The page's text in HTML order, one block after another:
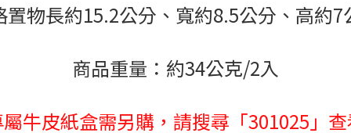
置物長約15.2公分、寬約8.5公分、高約7
商品重量：約34公克/2入
牛皮紙盒需另購，請搜尋「301025」